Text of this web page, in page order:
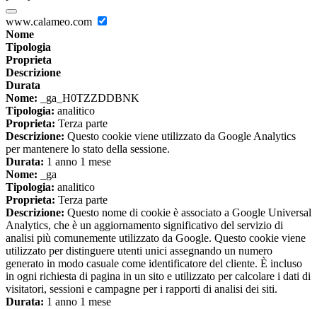
www.calameo.com
Nome
Tipologia
Proprieta
Descrizione
Durata
Nome: _ga_H0TZZDDBNK
Tipologia: analitico
Proprieta: Terza parte
Descrizione: Questo cookie viene utilizzato da Google Analytics
per mantenere lo stato della sessione.
Durata: 1 anno 1 mese
Nome: _ga
Tipologia: analitico
Proprieta: Terza parte
Descrizione: Questo nome di cookie è associato a Google Universal
Analytics, che è un aggiornamento significativo del servizio di
analisi più comunemente utilizzato da Google. Questo cookie viene
utilizzato per distinguere utenti unici assegnando un numero
generato in modo casuale come identificatore del cliente. È incluso
in ogni richiesta di pagina in un sito e utilizzato per calcolare i dati di
visitatori, sessioni e campagne per i rapporti di analisi dei siti.
Durata: 1 anno 1 mese